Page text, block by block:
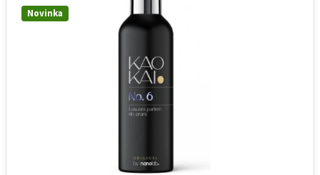
Novinka